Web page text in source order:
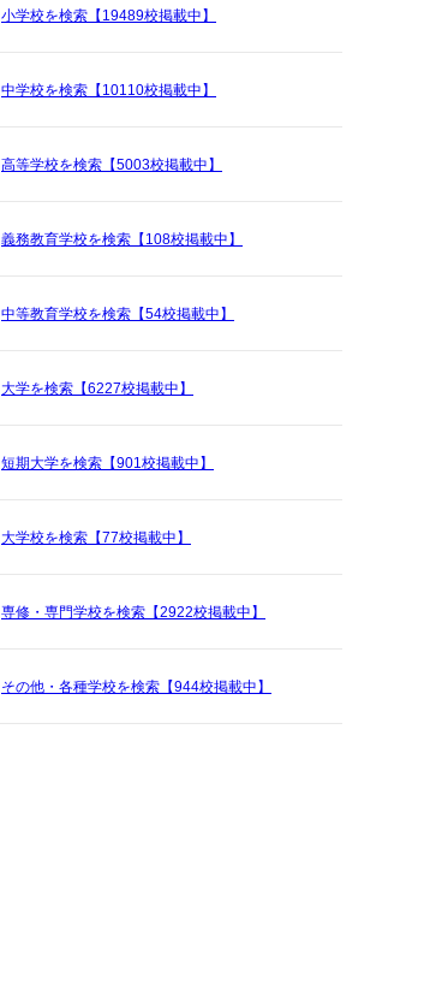
小学校を検索【19489校掲載中】
中学校を検索【10110校掲載中】
高等学校を検索【5003校掲載中】
義務教育学校を検索【108校掲載中】
中等教育学校を検索【54校掲載中】
大学を検索【6227校掲載中】
短期大学を検索【901校掲載中】
大学校を検索【77校掲載中】
専修・専門学校を検索【2922校掲載中】
その他・各種学校を検索【944校掲載中】